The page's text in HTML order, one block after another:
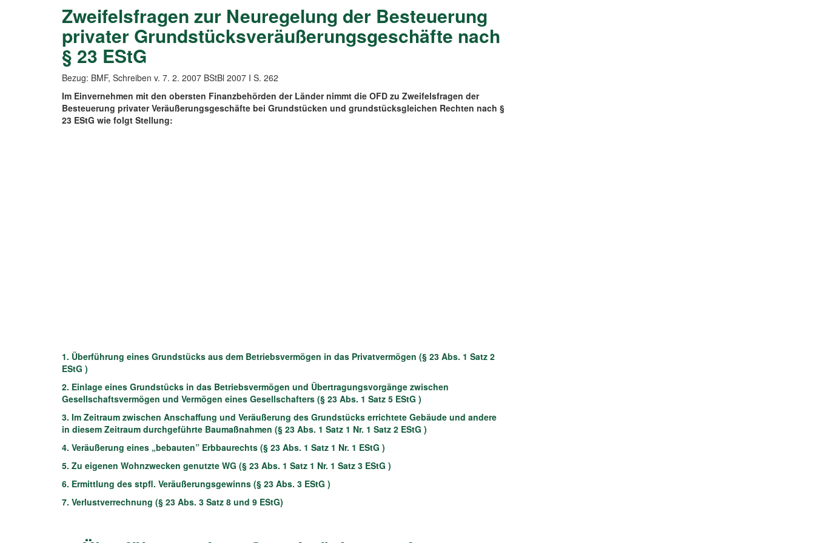
Zweifelsfragen zur Neuregelung der Besteuerung
privater Grundstücksveräußerungsgeschäfte nach
§ 23 EStG
Bezug: BMF, Schreiben v. 7. 2. 2007 BStBl 2007 I S. 262
Im Einvernehmen mit den obersten Finanzbehörden der Länder nimmt die OFD zu Zweifelsfragen der
Besteuerung privater Veräußerungsgeschäfte bei Grundstücken und grundstücksgleichen Rechten nach §
23 EStG wie folgt Stellung:
1. Überführung eines Grundstücks aus dem Betriebsvermögen in das Privatvermögen (§ 23 Abs. 1 Satz 2
EStG )
2. Einlage eines Grundstücks in das Betriebsvermögen und Übertragungsvorgänge zwischen
Gesellschaftsvermögen und Vermögen eines Gesellschafters (§ 23 Abs. 1 Satz 5 EStG )
3. Im Zeitraum zwischen Anschaffung und Veräußerung des Grundstücks errichtete Gebäude und andere
in diesem Zeitraum durchgeführte Baumaßnahmen (§ 23 Abs. 1 Satz 1 Nr. 1 Satz 2 EStG )
4. Veräußerung eines „bebauten” Erbbaurechts (§ 23 Abs. 1 Satz 1 Nr. 1 EStG )
5. Zu eigenen Wohnzwecken genutzte WG (§ 23 Abs. 1 Satz 1 Nr. 1 Satz 3 EStG )
6. Ermittlung des stpfl. Veräußerungsgewinns (§ 23 Abs. 3 EStG )
7. Verlustverrechnung (§ 23 Abs. 3 Satz 8 und 9 EStG)